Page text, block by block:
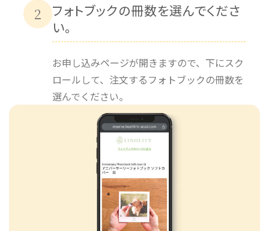
2
フォトブックの冊数を選んでくださ
い。
お申し込みページが開きますので、下にスク
ロールして、注文するフォトブックの冊数を
選んでください。